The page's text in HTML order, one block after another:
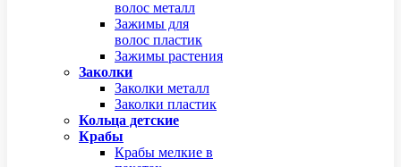
волос металл
Зажимы для
волос пластик
Зажимы растения
Заколки
Заколки металл
Заколки пластик
Кольца детские
Крабы
Крабы мелкие в